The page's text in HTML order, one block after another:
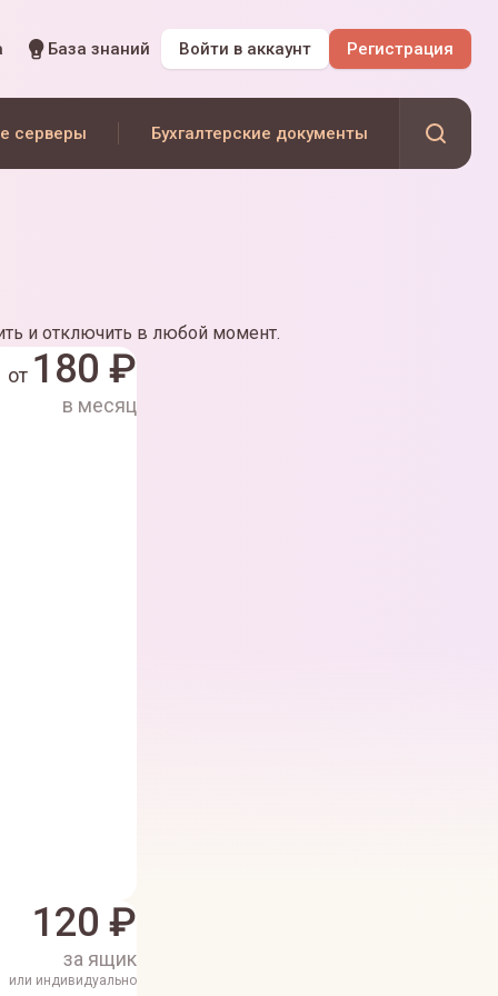
База знаний Войти в аккаунт Регистрация
серверы Бухгалтерские документы
и отключить в любой момент.
от 180 ₽
в месяц
120 ₽
за ящик
или индивидуально